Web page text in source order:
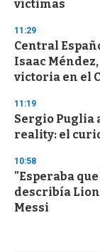
víctimas
11:29
Central
Isaac
victoria en el
11:19
Sergio Puglia
reality: el
10:58
"Esperaba
describía
Messi